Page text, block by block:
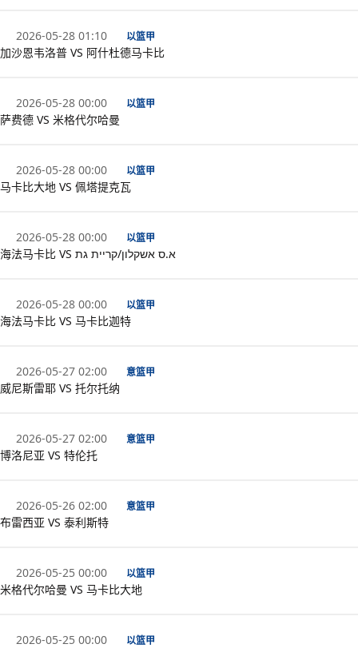
2026-05-28 01:10 以篮甲
加沙恩韦洛普 VS 阿什杜德马卡比
2026-05-28 00:00 以篮甲
萨费德 VS 米格代尔哈曼
2026-05-28 00:00 以篮甲
马卡比大地 VS 佩塔提克瓦
2026-05-28 00:00 以篮甲
2026-05-28 00:00 以篮甲
海法马卡比 VS 马卡比迦特
2026-05-27 02:00 意篮甲
威尼斯雷耶 VS 托尔托纳
2026-05-27 02:00 意篮甲
博洛尼亚 VS 特伦托
2026-05-26 02:00 意篮甲
布雷西亚 VS 泰利斯特
2026-05-25 00:00 以篮甲
米格代尔哈曼 VS 马卡比大地
2026-05-25 00:00 以篮甲